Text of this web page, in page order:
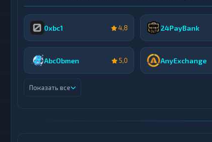
0xbc1 4,8 24PayBank
AbcObmen 5,0 AnyExchange
Показать все